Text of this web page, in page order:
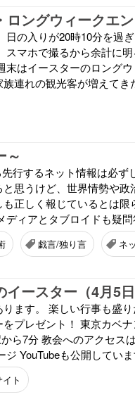
ングウィークエ
の入りが20時10分を過
スマホで撮るから余計に
末はイースターのロング
連れの観光客が増えてき
～
行するネット情報は必ず
思うけど、世界情勢や
正しく報じているとは限
ディアとタブロイドも疑
戯言/独り言 ネ
ます。 楽しい行事も盛
プレゼント！ 東京カベ
ら7分 教会へのアクセス
YouTubeも公開してい
ト